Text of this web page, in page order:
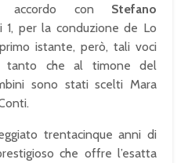
accordo con Stefano
1, per la conduzione de Lo
istante, però, tali voci
tanto che al timone del
sono stati scelti Mara
trentacinque anni di
che offre l’esatta